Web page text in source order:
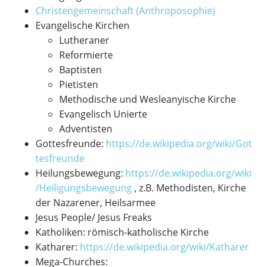
Christengemeinschaft (Anthroposophie)
Evangelische Kirchen
Lutheraner
Reformierte
Baptisten
Pietisten
Methodische und Wesleanyische Kirche
Evangelisch Unierte
Adventisten
Gottesfreunde: https://de.wikipedia.org/wiki/Got
tesfreunde
Heilungsbewegung: https://de.wikipedia.org/wiki
/Heiligungsbewegung , z.B. Methodisten, Kirche
der Nazarener, Heilsarmee
Jesus People/ Jesus Freaks
Katholiken: römisch-katholische Kirche
Katharer: https://de.wikipedia.org/wiki/Katharer
Mega-Churches: